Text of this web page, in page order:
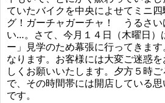
ていたバイクを中央によせてミニ
グ！ガーチャガーチャ！ うるさ
い…。さて、今月１４日（木曜日）
ー」見学のため幕張に行ってきま
なります。お客様には大変ご迷惑
しくお願いいたします。夕方５時
で、その時間帯には開店している
です。